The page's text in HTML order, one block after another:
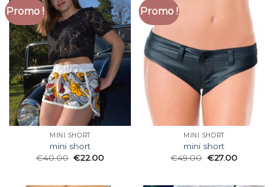
Promo !
MINI SHORT
mini short
€40.00 €22.00
Promo !
MINI SHORT
mini short
€49.00 €27.00